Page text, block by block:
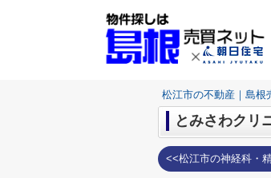
松江市の不動産｜島根
とみさわクリ
<<松江市の神経科・